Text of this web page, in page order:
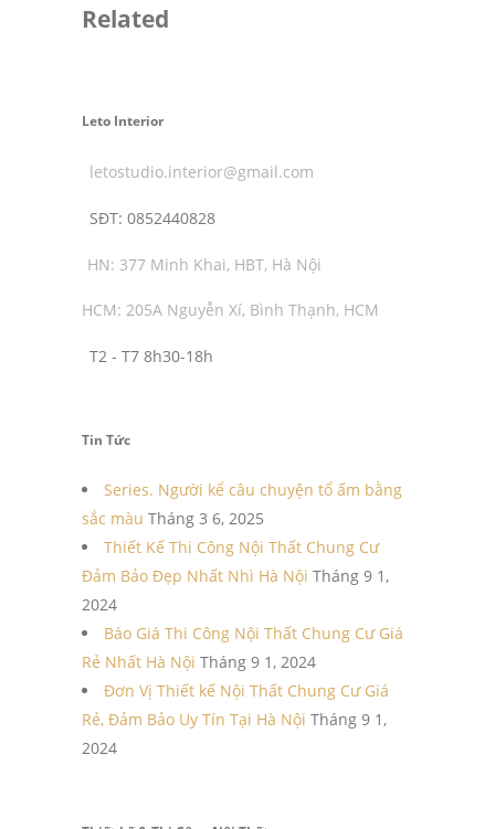
Related
Leto Interior
letostudio.interior@gmail.com
SĐT: 0852440828
HN: 377 Minh Khai, HBT, Hà Nội
HCM: 205A Nguyễn Xí, Bình Thạnh, HCM
T2 - T7 8h30-18h
Tin Tức
Series. Người kể câu chuyện tổ ấm bằng
sắc màu Tháng 3 6, 2025
Thiết Kế Thi Công Nội Thất Chung Cư
Đảm Bảo Đẹp Nhất Nhì Hà Nội Tháng 9 1,
2024
Báo Giá Thi Công Nội Thất Chung Cư Giá
Rẻ Nhất Hà Nội Tháng 9 1, 2024
Đơn Vị Thiết kế Nội Thất Chung Cư Giá
Rẻ, Đảm Bảo Uy Tín Tại Hà Nội Tháng 9 1,
2024